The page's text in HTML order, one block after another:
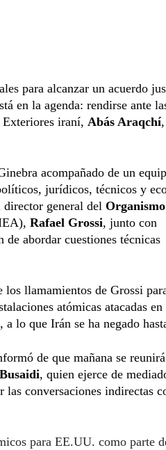
para alcanzar un acuerdo
en la agenda: rendirse ante
Exteriores iraní, Abás Araqchí
acompañado de un
jurídicos, técnicos y
general del Organismo
Rafael Grossi, junto con
abordar cuestiones técnicas
los llamamientos de Grossi
atómicas atacadas
lo que Irán se ha negado
de que mañana se
, quien ejerce de
las conversaciones indirectas
para EE.UU. como parte